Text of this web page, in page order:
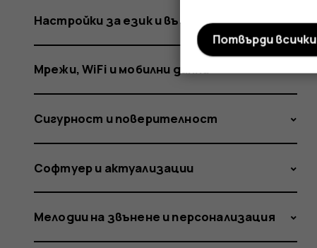
Настройки за език и въвеждане
Мрежи, WiFi и мобилни данни
Сигурност и поверителност
Софтуер и актуализации
Мелодии на звънене и персонализация
Потвърди всички